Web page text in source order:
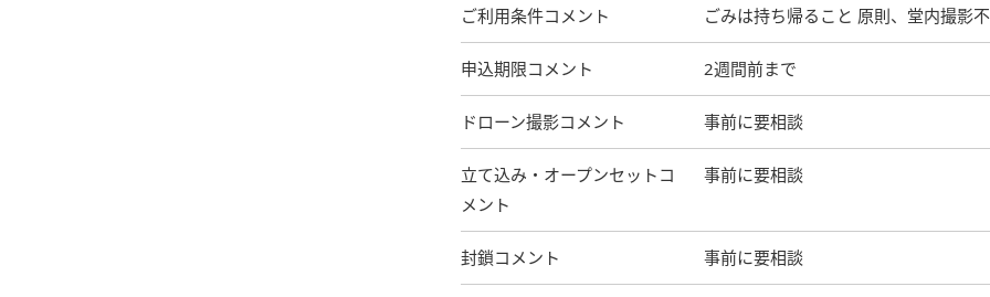
ご利用条件コメント ごみは持ち帰ること 原則、堂内撮影
申込期限コメント 2週間前まで
ドローン撮影コメント 事前に要相談
立て込み・オープンセットコ
メント
事前に要相談
封鎖コメント 事前に要相談